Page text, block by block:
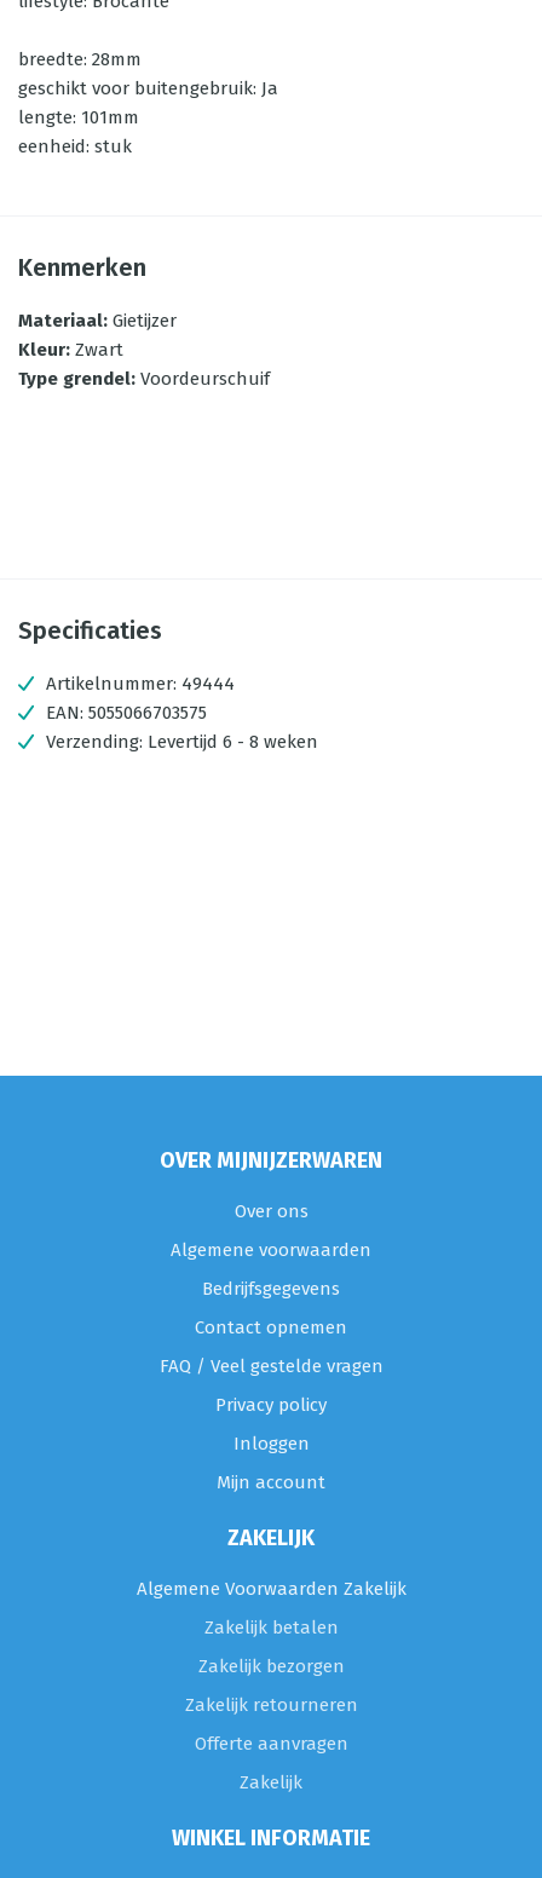
breedte: 28mm
geschikt voor buitengebruik: Ja
lengte: 101mm
eenheid: stuk
Kenmerken
Materiaal: Gietijzer
Kleur: Zwart
Type grendel: Voordeurschuif
Specificaties
Artikelnummer: 49444
EAN: 5055066703575
Verzending: Levertijd 6 - 8 weken
OVER MIJNIJZERWAREN
Over ons
Algemene voorwaarden
Bedrijfsgegevens
Contact opnemen
FAQ / Veel gestelde vragen
Privacy policy
Inloggen
Mijn account
ZAKELIJK
Algemene Voorwaarden Zakelijk
Zakelijk betalen
Zakelijk bezorgen
Zakelijk retourneren
Offerte aanvragen
Zakelijk
WINKEL INFORMATIE